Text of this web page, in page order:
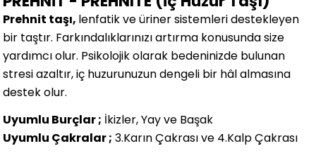
Prehnit taşı, lenfatik ve üriner sistemleri destekleyen
bir taştır. Farkındalıklarınızı artırma konusunda size
yardımcı olur. Psikolojik olarak bedeninizde bulunan
stresi azaltır, iç huzurunuzun dengeli bir hâl almasına
destek olur.
Uyumlu Burçlar ; İkizler, Yay ve Başak
Uyumlu Çakralar ; 3.Karın Çakrası ve 4.Kalp Çakrası